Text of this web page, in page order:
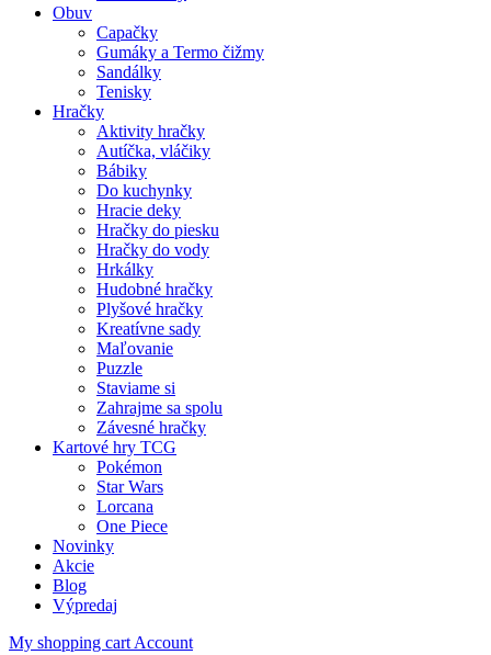
Obuv
Capačky
Gumáky a Termo čižmy
Sandálky
Tenisky
Hračky
Aktivity hračky
Autíčka, vláčiky
Bábiky
Do kuchynky
Hracie deky
Hračky do piesku
Hračky do vody
Hrkálky
Hudobné hračky
Plyšové hračky
Kreatívne sady
Maľovanie
Puzzle
Staviame si
Zahrajme sa spolu
Závesné hračky
Kartové hry TCG
Pokémon
Star Wars
Lorcana
One Piece
Novinky
Akcie
Blog
Výpredaj
My shopping cart Account